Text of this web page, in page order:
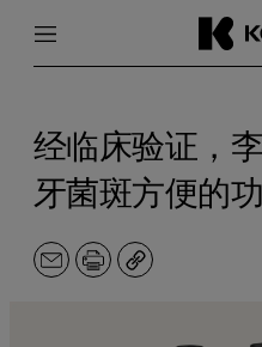
经临床验证，
牙菌斑方便的
电
打
副